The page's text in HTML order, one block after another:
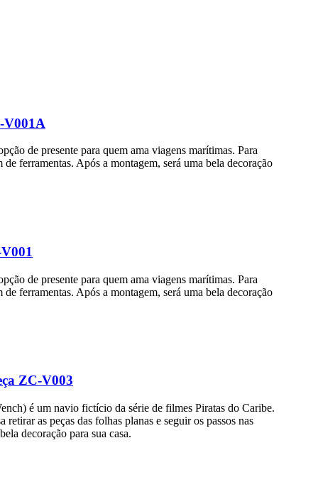
V001A
de presente para quem ama viagens marítimas. Para
ferramentas. Após a montagem, será uma bela decoração
de presente para quem ama viagens marítimas. Para
ferramentas. Após a montagem, será uma bela decoração
ZC-V003
é um navio fictício da série de filmes Piratas do Caribe.
as peças das folhas planas e seguir os passos nas
decoração para sua casa.